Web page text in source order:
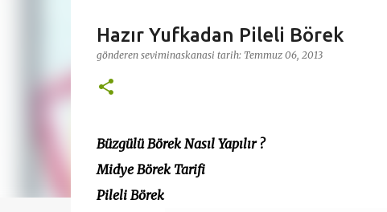
Hazır Yufkadan Pileli Börek
gönderen seviminaskanasi tarih: Temmuz 06, 2013
Büzgülü Börek Nasıl Yapılır ?
Midye Börek Tarifi
Pileli Börek